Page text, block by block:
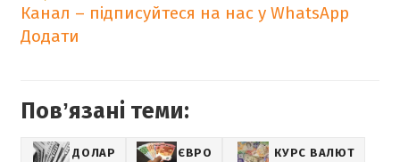
Канал – підписуйтеся на нас у WhatsApp
Додати
Повʼязані теми:
ДОЛАР ЄВРО КУРС ВАЛЮТ